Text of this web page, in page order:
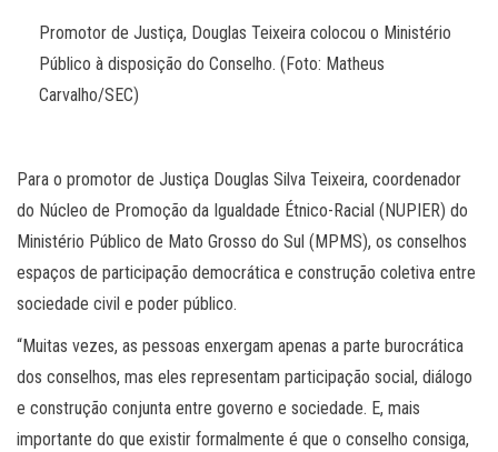
Promotor de Justiça, Douglas Teixeira colocou o Ministério
Público à disposição do Conselho. (Foto: Matheus
Carvalho/SEC)
Para o promotor de Justiça Douglas Silva Teixeira, coordenador
do Núcleo de Promoção da Igualdade Étnico-Racial (NUPIER) do
Ministério Público de Mato Grosso do Sul (MPMS), os conselhos
espaços de participação democrática e construção coletiva entre
sociedade civil e poder público.
“Muitas vezes, as pessoas enxergam apenas a parte burocrática
dos conselhos, mas eles representam participação social, diálogo
e construção conjunta entre governo e sociedade. E, mais
importante do que existir formalmente é que o conselho consiga,